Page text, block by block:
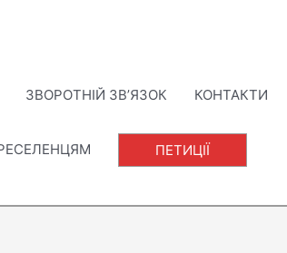
ЗВОРОТНІЙ ЗВ’ЯЗОК КОНТАКТИ
ПЕТИЦІЇ